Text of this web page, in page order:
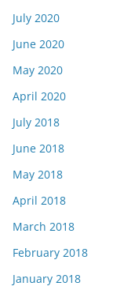
July 2020
June 2020
May 2020
April 2020
July 2018
June 2018
May 2018
April 2018
March 2018
February 2018
January 2018